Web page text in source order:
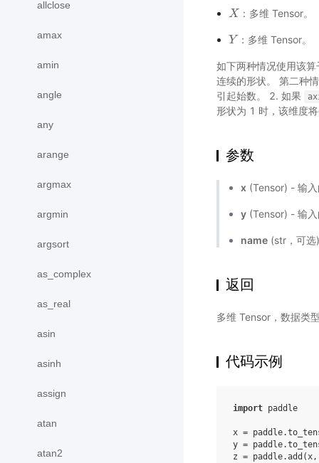
allclose
amax
amin
angle
any
arange
argmax
argmin
argsort
as_complex
as_real
asin
asinh
assign
atan
atan2
X
X ：多维 Tensor。
Y
Y ：多维 Tensor。
如下两种情况使用该
连续的形状。 第二种
引起始数。 2. 如果
形状为 1 时，该维度
参数
x (Tensor) - 输
y (Tensor) - 输
name (str，可
返回
多维 Tensor，数据类
代码示例
import paddle
x = paddle.
y = paddle.
z = paddle.add (x,